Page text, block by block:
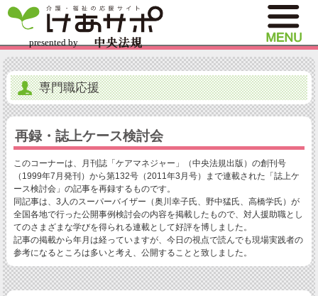
専門職応援
再録・誌上ケース検討会
このコーナーは、月刊誌「ケアマネジャー」（中央法規出版）の創刊号
（1999年7月発刊）から第132号（2011年3月号）まで連載された「誌上ケ
ース検討会」の記事を再録するものです。
同記事は、3人のスーパーバイザー（奥川幸子氏、野中猛氏、高橋学氏）が
全国各地で行った公開事例検討会の内容を掲載したもので、対人援助職とし
てのさまざまな学びを得られる連載として好評を博しました。
記事の掲載から年月は経っていますが、今日の視点で読んでも現場実践者の
参考になるところは多いと考え、公開することと致しました。